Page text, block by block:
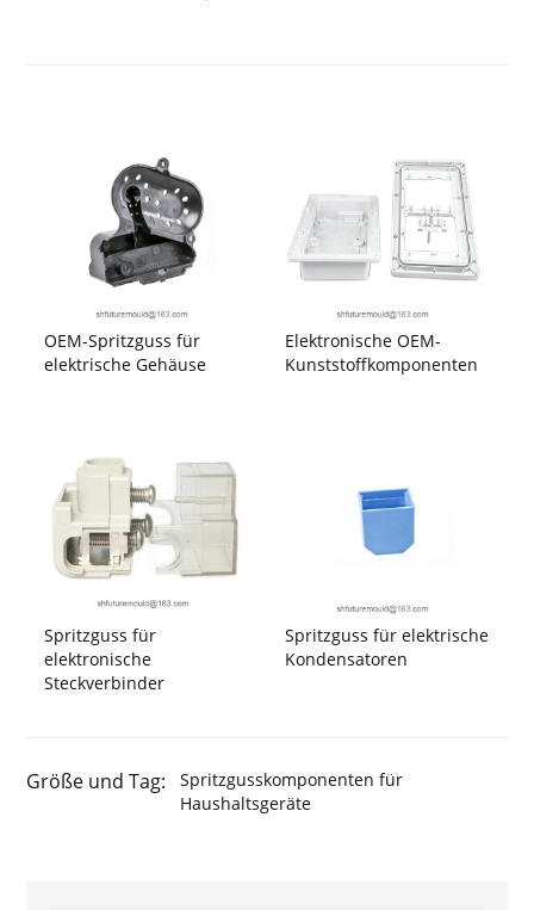
OEM-Spritzguss für
elektrische Gehäuse
Elektronische OEM-
Kunststoffkomponenten
Spritzguss für
elektronische
Steckverbinder
Spritzguss für elektrische
Kondensatoren
Größe und Tag:
Spritzgusskomponenten für
Haushaltsgeräte